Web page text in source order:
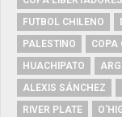
FUTBOL CHILENO
PALESTINO
COPA
HUACHIPATO
ALEXIS SÁNCHEZ
RIVER PLATE